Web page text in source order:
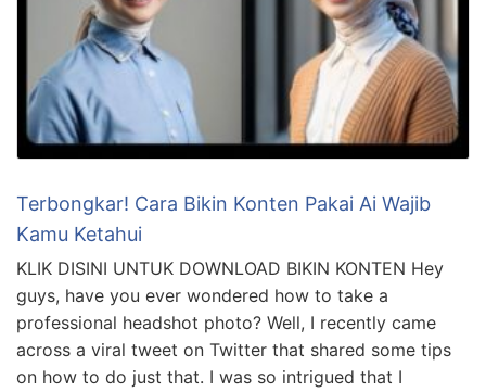
Terbongkar! Cara Bikin Konten Pakai Ai Wajib
Kamu Ketahui
KLIK DISINI UNTUK DOWNLOAD BIKIN KONTEN Hey
guys, have you ever wondered how to take a
professional headshot photo? Well, I recently came
across a viral tweet on Twitter that shared some tips
on how to do just that. I was so intrigued that I